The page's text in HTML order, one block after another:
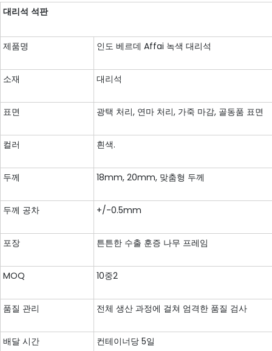
대리석 석판
제품명 인도 베르데 Affai 녹색 대리석
소재 대리석
표면 광택 처리, 연마 처리, 가죽 마감, 골동품 표면
컬러 흰색.
두께 18mm, 20mm, 맞춤형 두께
두께 공차 +/-0.5mm
포장 튼튼한 수출 훈증 나무 프레임
MOQ 10중2
품질 관리 전체 생산 과정에 걸쳐 엄격한 품질 검사
배달 시간 컨테이너당 5일